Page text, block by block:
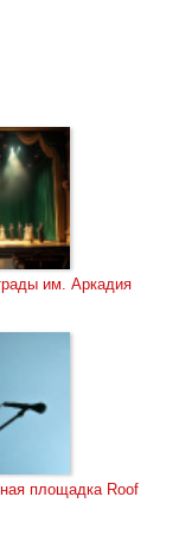
площадка Roof